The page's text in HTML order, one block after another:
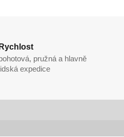
Rychlost
pružná a hlavně
expedice